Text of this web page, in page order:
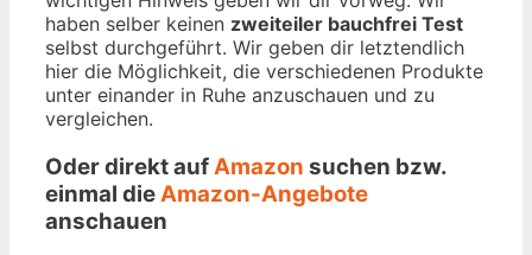
haben selber keinen zweiteiler bauchfrei Test
selbst durchgeführt. Wir geben dir letztendlich
hier die Möglichkeit, die verschiedenen Produkte
unter einander in Ruhe anzuschauen und zu
vergleichen.
Oder direkt aufAmazon suchen bzw.
einmal dieAmazon-Angebote
anschauen